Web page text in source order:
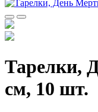
Тарелки,
см, 10 шт.